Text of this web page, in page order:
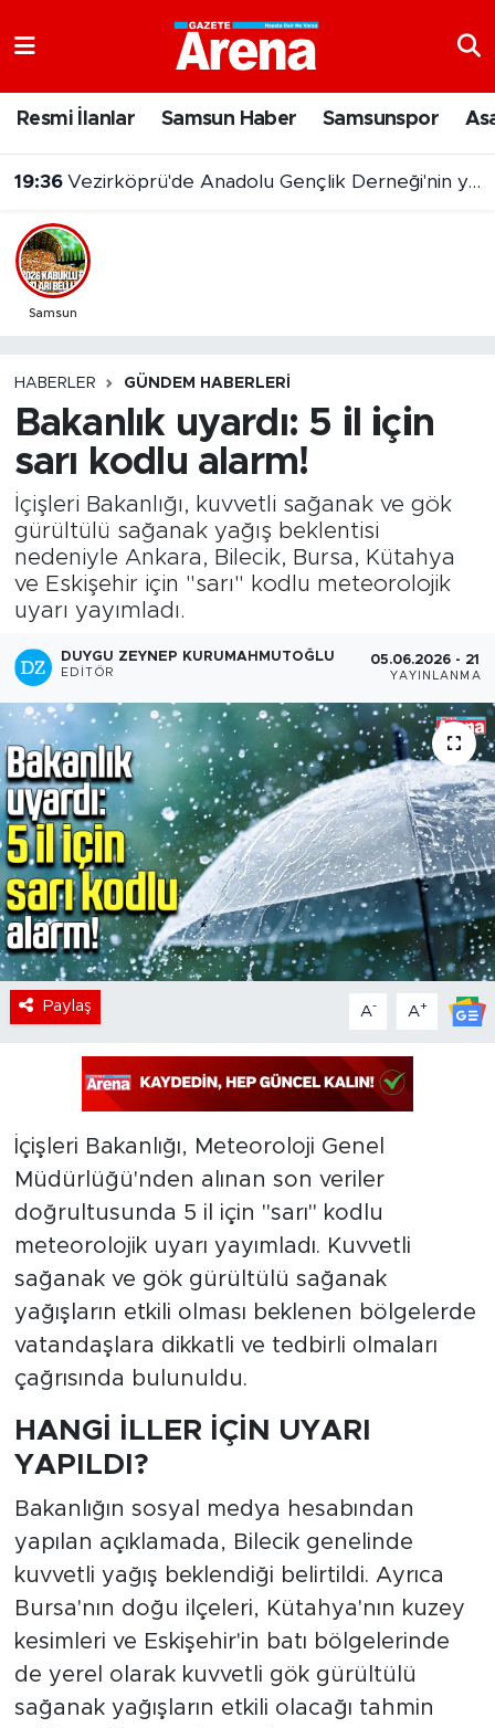
Resmi İlanlar Samsun Haber Samsunspor
19:36 Vezirköprü'de Anadolu Gençlik Derneği'nin yeni hizmet binası açıldı
Samsun
HABERLER GÜNDEM HABERLERI
Bakanlık uyardı: 5 il için
sarı kodlu alarm!
İçişleri Bakanlığı, kuvvetli sağanak ve gök
gürültülü sağanak yağış beklentisi
nedeniyle Ankara, Bilecik, Bursa, Kütahya
ve Eskişehir için "sarı" kodlu meteorolojik
uyarı yayımladı.
DUYGU ZEYNEP KURUMAHMUTOĞLU
EDITÖR
05.06.2026 -
YAYINLANMA
Paylaş A- A+
İçişleri Bakanlığı, Meteoroloji Genel
Müdürlüğü'nden alınan son veriler
doğrultusunda 5 il için "sarı" kodlu
meteorolojik uyarı yayımladı. Kuvvetli
sağanak ve gök gürültülü sağanak
yağışların etkili olması beklenen bölgelerde
vatandaşlara dikkatli ve tedbirli olmaları
çağrısında bulunuldu.
HANGİ İLLER İÇİN UYARI
YAPILDI?
Bakanlığın sosyal medya hesabından
yapılan açıklamada, Bilecik genelinde
kuvvetli yağış beklendiği belirtildi. Ayrıca
Bursa'nın doğu ilçeleri, Kütahya'nın kuzey
kesimleri ve Eskişehir'in batı bölgelerinde
de yerel olarak kuvvetli gök gürültülü
sağanak yağışların etkili olacağı tahmin
Samsun Namaz Vakitleri
Trafik Durumu
Süper Lig Puan Durumu ve Fikstür
Son Dakika Haberleri
Haber Arşivi